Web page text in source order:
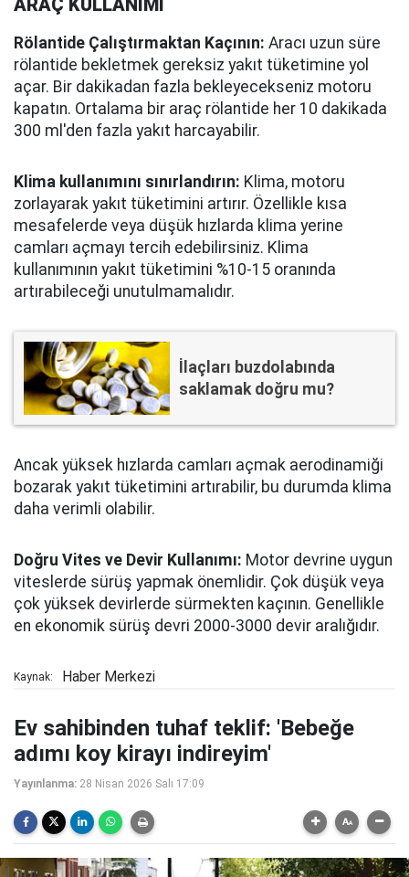
ARAÇ KULLANIMI
Rölantide Çalıştırmaktan Kaçının: Aracı uzun süre
rölantide bekletmek gereksiz yakıt tüketimine yol
açar. Bir dakikadan fazla bekleyecekseniz motoru
kapatın. Ortalama bir araç rölantide her 10 dakikada
300 ml'den fazla yakıt harcayabilir.
Klima kullanımını sınırlandırın: Klima, motoru
zorlayarak yakıt tüketimini artırır. Özellikle kısa
mesafelerde veya düşük hızlarda klima yerine
camları açmayı tercih edebilirsiniz. Klima
kullanımının yakıt tüketimini %10-15 oranında
artırabileceği unutulmamalıdır.
İlaçları buzdolabında
saklamak doğru mu?
Ancak yüksek hızlarda camları açmak aerodinamiği
bozarak yakıt tüketimini artırabilir, bu durumda klima
daha verimli olabilir.
Doğru Vites ve Devir Kullanımı: Motor devrine uygun
viteslerde sürüş yapmak önemlidir. Çok düşük veya
çok yüksek devirlerde sürmekten kaçının. Genellikle
en ekonomik sürüş devri 2000-3000 devir aralığıdır.
Kaynak: Haber Merkezi
Ev sahibinden tuhaf teklif: 'Bebeğe
adımı koy kirayı indireyim'
Yayınlanma: 28 Nisan 2026 Salı 17:09